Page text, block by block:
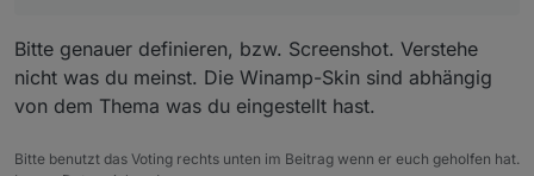
Bitte genauer definieren, bzw. Screenshot. Verstehe
nicht was du meinst. Die Winamp-Skin sind abhängig
von dem Thema was du eingestellt hast.
Bitte benutzt das Voting rechts unten im Beitrag wenn er euch geholfen hat.